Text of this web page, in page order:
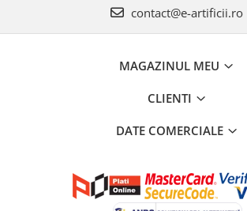
contact@e-artificii.ro
MAGAZINUL MEU
CLIENTI
DATE COMERCIALE